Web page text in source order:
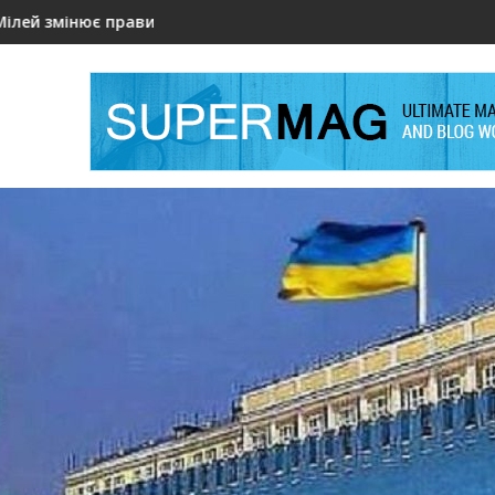
безпекової стратегії держави?
політиків під загрозою через державні борги
Мільйони донорської допомоги під